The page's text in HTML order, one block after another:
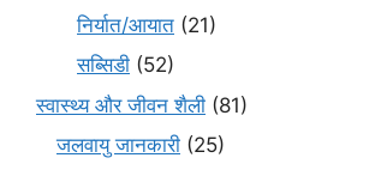
निर्यात/आयात (21)
सब्सिडी (52)
स्वास्थ्य और जीवन शैली (81)
जलवायु जानकारी (25)